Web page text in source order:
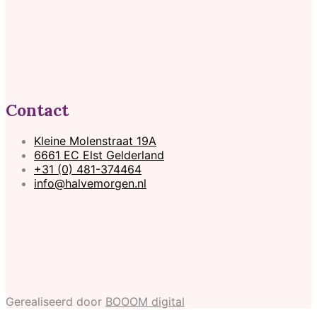
Contact
Kleine Molenstraat 19A
6661 EC Elst Gelderland
+31 (0) 481-374464
info@halvemorgen.nl
Gerealiseerd door BOOOM digital